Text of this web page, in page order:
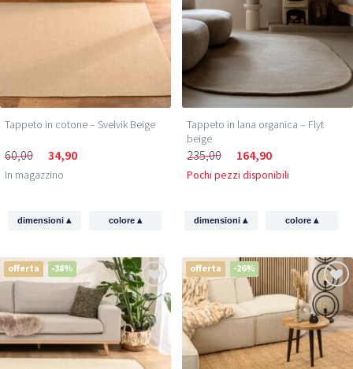
Tappeto in cotone – Svelvik Beige
60,00 34,90
In magazzino
dimensioni▴ colore ▴
Tappeto in lana organica – Flyt
beige
235,00 164,90
Pochi pezzi disponibili
dimensioni▴ colore ▴
offerta -38% offerta -26%